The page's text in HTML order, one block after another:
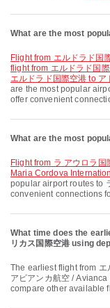
What are the most
flight from エルドラド
flight from エルドラド国
エルドラド国際空港 to
are the most popular
offer convenient
What are the most
flight from ラ アウロラ
Maria Cordova
popular airport routes to
convenient connections
What time does the
リカス国際空港 using
The earliest flight from エルドラド国際空港 to ラスアメリカス国際空港 with
アビアンカ航空 /
compare other available